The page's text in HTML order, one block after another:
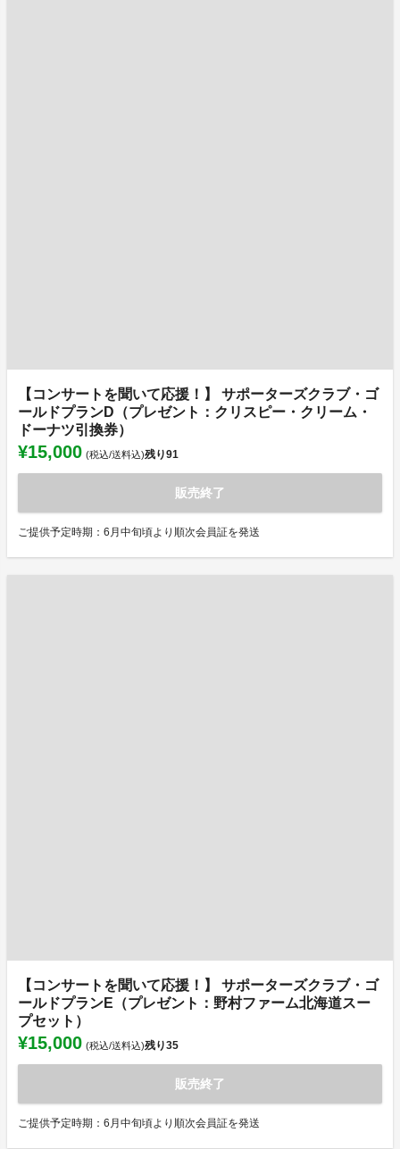
【コンサートを聞いて応援！】 サポーターズクラブ・ゴ
ールドプランD（プレゼント：クリスピー・クリーム・
ドーナツ引換券）
¥15,000 (税込/送料込)残り91
販売終了
ご提供予定時期：6月中旬頃より順次会員証を発送
【コンサートを聞いて応援！】 サポーターズクラブ・ゴ
ールドプランE（プレゼント：野村ファーム北海道スー
プセット）
¥15,000 (税込/送料込)残り35
販売終了
ご提供予定時期：6月中旬頃より順次会員証を発送